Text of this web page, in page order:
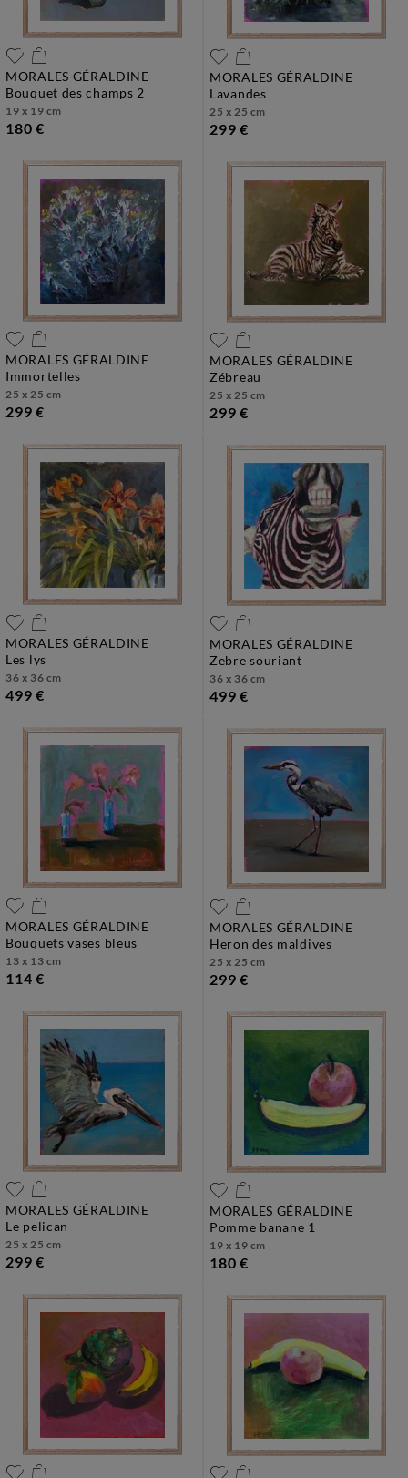
MORALES GÉRALDINE
bouquet des champs 2
19 x 19 cm
180 €
MORALES GÉRALDINE
lavandes
25 x 25 cm
299 €
MORALES GÉRALDINE
immortelles
25 x 25 cm
299 €
MORALES GÉRALDINE
zébreau
25 x 25 cm
299 €
MORALES GÉRALDINE
les lys
36 x 36 cm
499 €
MORALES GÉRALDINE
zebre souriant
36 x 36 cm
499 €
MORALES GÉRALDINE
bouquets vases bleus
13 x 13 cm
114 €
MORALES GÉRALDINE
heron des maldives
25 x 25 cm
299 €
MORALES GÉRALDINE
le pelican
25 x 25 cm
299 €
MORALES GÉRALDINE
pomme banane 1
19 x 19 cm
180 €